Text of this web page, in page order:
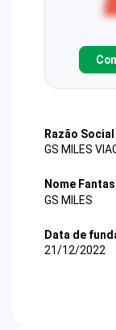
Razão Social
GS MILES
Nome
GS MILES
Data de
21/12/2022